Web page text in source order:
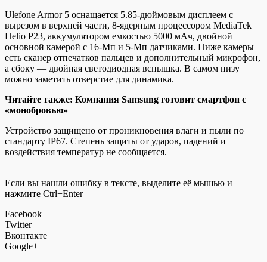
Ulefone Armor 5 оснащается 5.85-дюймовым дисплеем с
вырезом в верхней части, 8-ядерным процессором MediaTek
Helio P23, аккумулятором емкостью 5000 мАч, двойной
основной камерой с 16-Мп и 5-Мп датчиками. Ниже камеры
есть сканер отпечатков пальцев и дополнительный микрофон,
а сбоку — двойная светодиодная вспышка. В самом низу
можно заметить отверстие для динамика.
Читайте также: Компания Samsung готовит смартфон с
«монобровью»
Устройство защищено от проникновения влаги и пыли по
стандарту IP67. Степень защиты от ударов, падений и
воздействия температур не сообщается.
Если вы нашли ошибку в тексте, выделите её мышью и
нажмите Ctrl+Enter
Facebook
Twitter
Вконтакте
Google+